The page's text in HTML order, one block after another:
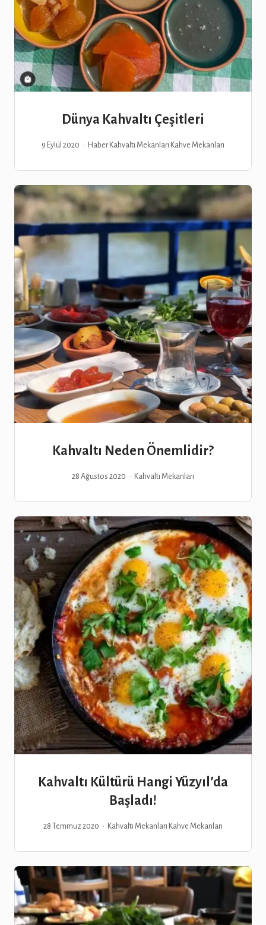
Dünya Kahvaltı Çeşitleri
9 Eylül 2020 Haber Kahvaltı Mekanları Kahve Mekanları
Kahvaltı Neden Önemlidir?
28 Ağustos 2020 Kahvaltı Mekanları
Kahvaltı Kültürü Hangi Yüzyıl’da
Başladı!
28 Temmuz 2020 Kahvaltı Mekanları Kahve Mekanları